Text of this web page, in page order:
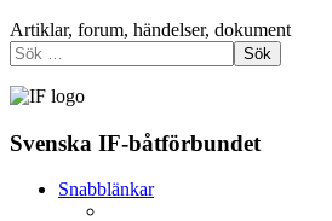
Artiklar, forum, händelser, dokument
Sök
Svenska IF-båtförbundet
Snabblänkar